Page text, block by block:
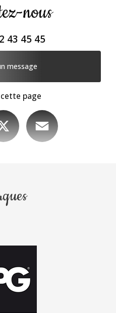
nous
43 45 45
message
page